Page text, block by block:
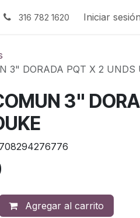
316 782 1620 Iniciar sesión
3" DORADA PQT X 2 UNDS
3"
Agregar al carrito